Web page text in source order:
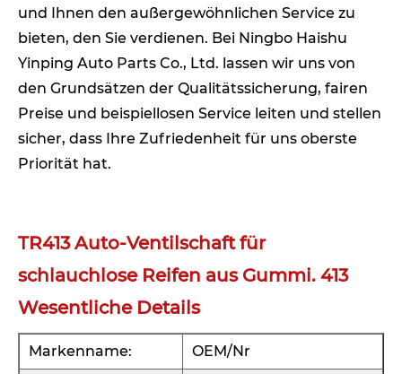
und Ihnen den außergewöhnlichen Service zu
bieten, den Sie verdienen. Bei Ningbo Haishu
Yinping Auto Parts Co., Ltd. lassen wir uns von
den Grundsätzen der Qualitätssicherung, fairen
Preise und beispiellosen Service leiten und stellen
sicher, dass Ihre Zufriedenheit für uns oberste
Priorität hat.
TR413 Auto-Ventilschaft für
schlauchlose Reifen aus Gummi. 413
Wesentliche Details
Markenname: OEM/Nr